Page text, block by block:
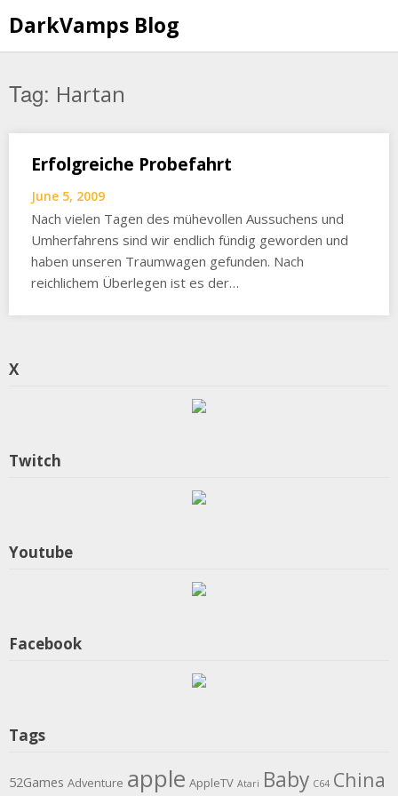
to
content
DarkVamps Blog
Tag: Hartan
Erfolgreiche Probefahrt
June 5, 2009
Nach vielen Tagen des mühevollen Aussuchens und
Umherfahrens sind wir endlich fündig geworden und
haben unseren Traumwagen gefunden. Nach
reichlichem Überlegen ist es der…
X
Twitch
Youtube
Facebook
Tags
52Games Adventure apple AppleTV Atari Baby C64 China